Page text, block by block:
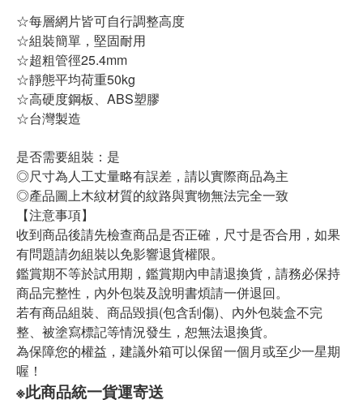
☆每層網片皆可自行調整高度
☆組裝簡單，堅固耐用
☆超粗管徑25.4mm
☆靜態平均荷重50kg
☆高硬度鋼板、ABS塑膠
☆台灣製造
是否需要組裝：是
◎尺寸為人工丈量略有誤差，請以實際商品為主
◎產品圖上木紋材質的紋路與實物無法完全一致
【注意事項】
收到商品後請先檢查商品是否正確，尺寸是否合用，如果
有問題請勿組裝以免影響退貨權限。
鑑賞期不等於試用期，鑑賞期內申請退換貨，請務必保持
商品完整性，內外包裝及說明書煩請一併退回。
若有商品組裝、商品毀損(包含刮傷)、內外包裝盒不完
整、被塗寫標記等情況發生，恕無法退換貨。
為保障您的權益，建議外箱可以保留一個月或至少一星期
喔！
※此商品統一貨運寄送